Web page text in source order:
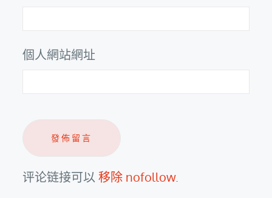
個人網站網址
评论链接可以移除 nofollow.